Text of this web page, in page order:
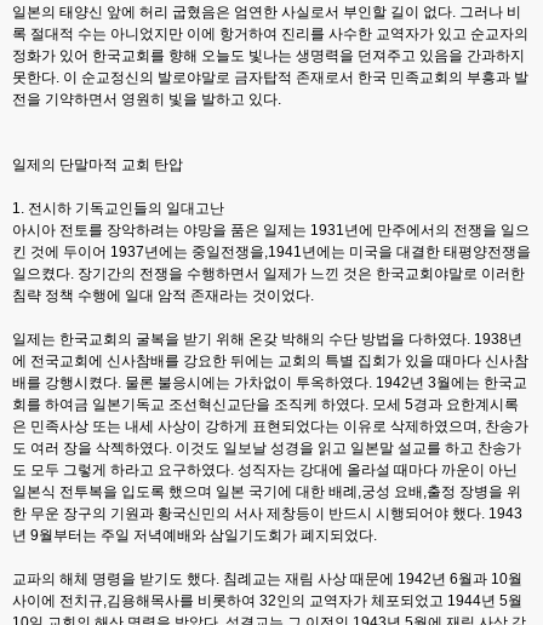
일본의 태양신 앞에 허리 굽혔음은 엄연한 사실로서 부인할 길이 없다. 그러나 비
록 절대적 수는 아니었지만 이에 항거하여 진리를 사수한 교역자가 있고 순교자의
정화가 있어 한국교회를 향해 오늘도 빛나는 생명력을 던져주고 있음을 간과하지
못한다. 이 순교정신의 발로야말로 금자탑적 존재로서 한국 민족교회의 부흥과 발
전을 기약하면서 영원히 빛을 발하고 있다.
일제의 단말마적 교회 탄압
1. 전시하 기독교인들의 일대고난
아시아 전토를 장악하려는 야망을 품은 일제는 1931년에 만주에서의 전쟁을 일으
킨 것에 두이어 1937년에는 중일전쟁을,1941년에는 미국을 대결한 태평양전쟁을
일으켰다. 장기간의 전쟁을 수행하면서 일제가 느낀 것은 한국교회야말로 이러한
침략 정책 수행에 일대 암적 존재라는 것이었다.
일제는 한국교회의 굴복을 받기 위해 온갖 박해의 수단 방법을 다하였다. 1938년
에 전국교회에 신사참배를 강요한 뒤에는 교회의 특별 집회가 있을 때마다 신사참
배를 강행시켰다. 물론 불응시에는 가차없이 투옥하였다. 1942년 3월에는 한국교
회를 하여금 일본기독교 조선혁신교단을 조직케 하였다. 모세 5경과 요한계시록
은 민족사상 또는 내세 사상이 강하게 표현되었다는 이유로 삭제하였으며, 찬송가
도 여러 장을 삭젝하였다. 이것도 일보날 성경을 읽고 일본말 설교를 하고 찬송가
도 모두 그렇게 하라고 요구하였다. 성직자는 강대에 올라설 때마다 까운이 아닌
일본식 전투복을 입도록 했으며 일본 국기에 대한 배례,궁성 요배,출정 장병을 위
한 무운 장구의 기원과 황국신민의 서사 제창등이 반드시 시행되어야 했다. 1943
년 9월부터는 주일 저녁예배와 삼일기도회가 폐지되었다.
교파의 해체 명령을 받기도 했다. 침례교는 재림 사상 때문에 1942년 6월과 10월
사이에 전치규,김용해목사를 비롯하여 32인의 교역자가 체포되었고 1944년 5월